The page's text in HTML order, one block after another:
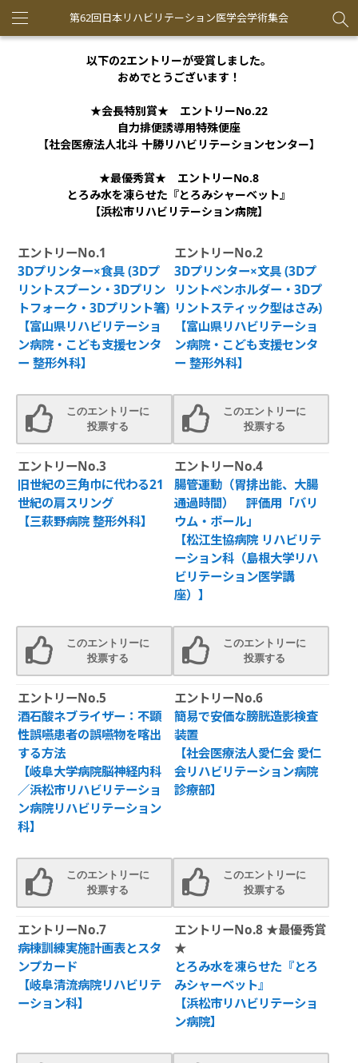
Toggle
navigation
第62回日本リハビリテーション医学会学術集会
以下の2エントリーが受賞しました。
おめでとうございます！
★会長特別賞★ エントリーNo.22
自力排便誘導用特殊便座
【社会医療法人北斗 十勝リハビリテーションセンター】
★最優秀賞★ エントリーNo.8
とろみ水を凍らせた『とろみシャーベット』
【浜松市リハビリテーション病院】
エントリーNo.1
3Dプリンター×食具 (3Dプ
リントスプーン・3Dプリン
トフォーク・3Dプリント箸)
【富山県リハビリテーショ
ン病院・こども支援センタ
ー 整形外科】
このエントリーに
投票する
エントリーNo.2
3Dプリンター×文具 (3Dプ
リントペンホルダー・3Dプ
リントスティック型はさみ)
【富山県リハビリテーショ
ン病院・こども支援センタ
ー 整形外科】
このエントリーに
投票する
エントリーNo.3
旧世紀の三角巾に代わる21
世紀の肩スリング
【三萩野病院 整形外科】
このエントリーに
投票する
エントリーNo.4
腸管運動（胃排出能、大腸
通過時間） 評価用「バリ
ウム・ボール」
【松江生協病院 リハビリテ
ーション科（島根大学リハ
ビリテーション医学講
座）】
このエントリーに
投票する
エントリーNo.5
酒石酸ネブライザー：不顕
性誤嚥患者の誤嚥物を喀出
する方法
【岐阜大学病院脳神経内科
／浜松市リハビリテーショ
ン病院リハビリテーション
科】
このエントリーに
投票する
エントリーNo.6
簡易で安価な膀胱造影検査
装置
【社会医療法人愛仁会 愛仁
会リハビリテーション病院
診療部】
このエントリーに
投票する
エントリーNo.7
病棟訓練実施計画表とスタ
ンプカード
【岐阜清流病院リハビリテ
ーション科】
エントリーNo.8 ★最優秀賞
★
とろみ水を凍らせた『とろ
みシャーベット』
【浜松市リハビリテーショ
ン病院】